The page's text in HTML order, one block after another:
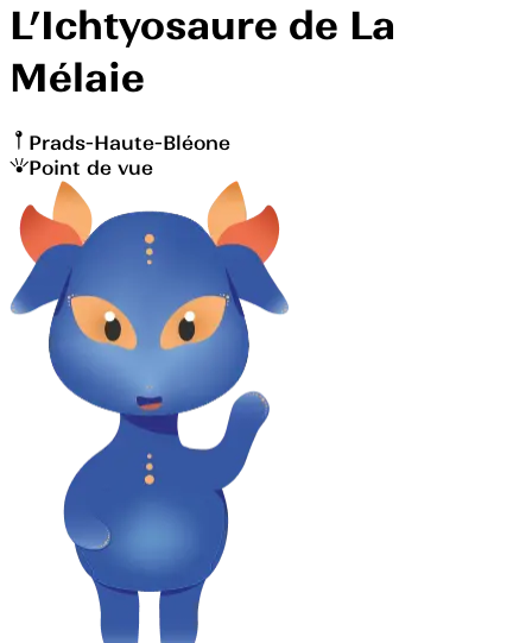
L’Ichtyosaure de La
Mélaie
Prads-Haute-Bléone
Point de vue